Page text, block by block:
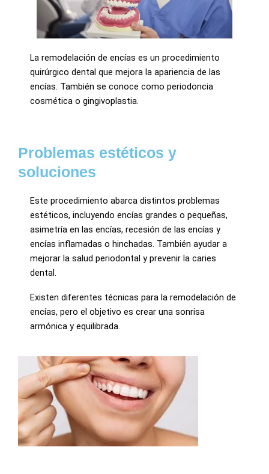
La remodelación de encías es un procedimiento
quirúrgico dental que mejora la apariencia de las
encías. También se conoce como periodoncia
cosmética o gingivoplastia.
Problemas estéticos y
soluciones
Este procedimiento abarca distintos problemas
estéticos, incluyendo encías grandes o pequeñas,
asimetría en las encías, recesión de las encías y
encías inflamadas o hinchadas. También ayudar a
mejorar la salud periodontal y prevenir la caries
dental.
Existen diferentes técnicas para la remodelación de
encías, pero el objetivo es crear una sonrisa
armónica y equilibrada.